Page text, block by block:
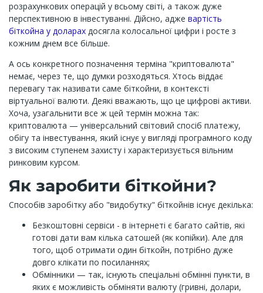
розрахункових операцій у всьому світі, а також дуже
перспективною в інвестуванні. Дійсно, адже вартість
біткойна у доларах досягла колосальної цифри і росте з
кожним днем все більше.
А ось конкретного позначення терміна "криптовалюта"
немає, через те, що думки розходяться. Хтось віддає
перевагу так називати саме біткойни, в контексті
віртуальної валюти. Деякі вважають, що це цифрові активи.
Хоча, узагальнити все ж цей термін можна так:
криптовалюта — універсальний світовий спосіб платежу,
обігу та інвестування, який існує у вигляді програмного коду
з високим ступенем захисту і характеризується вільним
ринковим курсом.
Як заробити біткойни?
Способів заробітку або "видобутку" біткойнів існує декілька:
Безкоштовні сервіси - в інтернеті є багато сайтів, які
готові дати вам кілька сатошей (як копійки). Але для
того, щоб отримати один біткойн, потрібно дуже
довго клікати по посиланнях;
Обмінники — так, існують спеціальні обмінні пункти, в
яких є можливість обміняти валюту (гривні, долари,